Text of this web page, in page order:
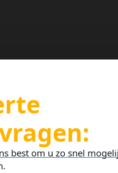
best om u zo snel